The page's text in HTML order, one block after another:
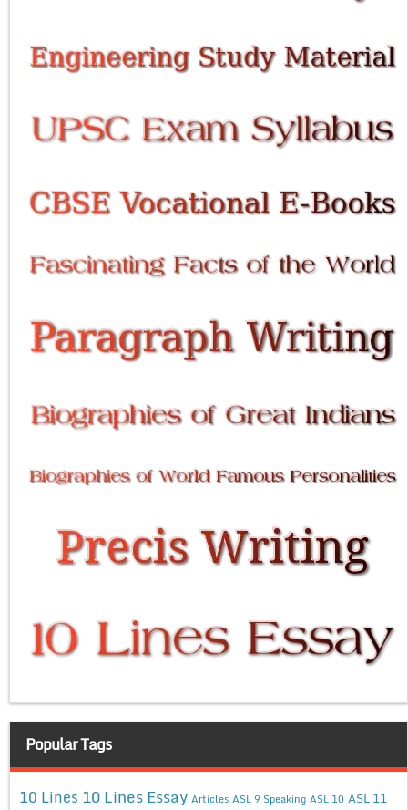
Popular Tags
10 Lines 10 Lines Essay Articles ASL 9 Speaking ASL 10 ASL 11